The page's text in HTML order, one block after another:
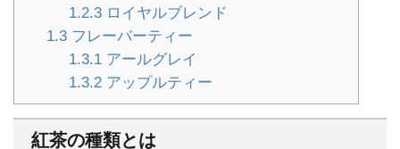
1.2.3 ロイヤルブレンド
1.3フレーバーティー
1.3.1 アールグレイ
1.3.2 アップルティー
紅茶の種類とは